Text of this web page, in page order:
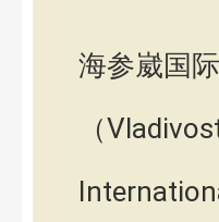
海参崴国
（